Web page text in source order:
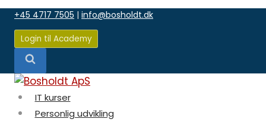
Fortsæt
indhold
+45 4717 7505 | info@bosholdt.dk
Login til Academy
IT kurser
Personlig udvikling